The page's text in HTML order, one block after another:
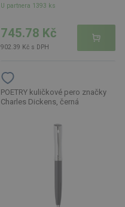
U partnera 1393 ks
745.78 Kč
902.39 Kč s DPH
POETRY kuličkové pero značky
Charles Dickens, černá